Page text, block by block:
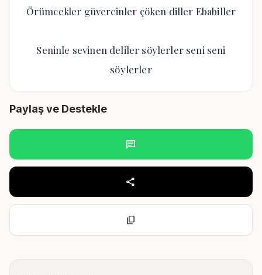
Örümcekler güvercinler çöken diller Ebabiller
Seninle sevinen deliler söylerler seni seni
söylerler
Paylaş ve Destekle
chat
share
content_copy